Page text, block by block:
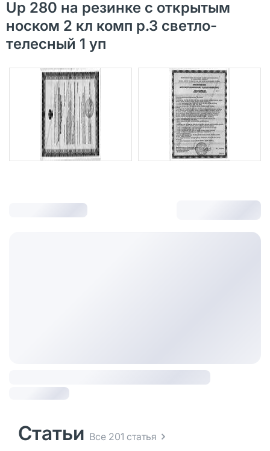
Up 280 на резинке с открытым
носком 2 кл комп р.3 светло-
телесный 1 уп
Статьи Все 201 статья